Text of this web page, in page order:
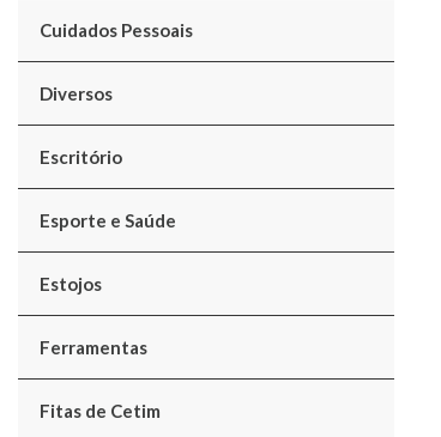
Cuidados Pessoais
Diversos
Escritório
Esporte e Saúde
Estojos
Ferramentas
Fitas de Cetim